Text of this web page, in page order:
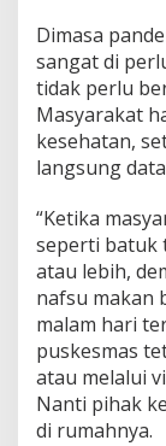
Dimasa
sangat di
tidak perlu
Masyarakat
kesehatan,
langsung
“Ketika
seperti batuk
atau lebih,
nafsu makan
malam hari
puskesmas
atau melalui
Nanti pihak
di rumahnya.